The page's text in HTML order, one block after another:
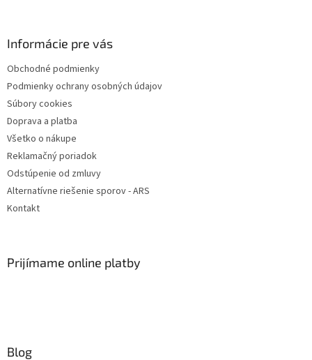
Informácie pre vás
Obchodné podmienky
Podmienky ochrany osobných údajov
Súbory cookies
Doprava a platba
Všetko o nákupe
Reklamačný poriadok
Odstúpenie od zmluvy
Alternatívne riešenie sporov - ARS
Kontakt
Prijímame online platby
Blog